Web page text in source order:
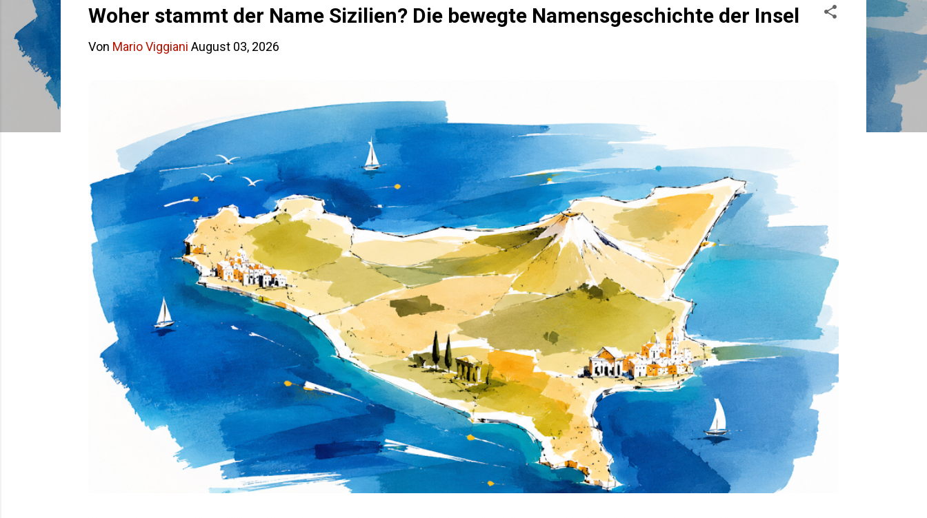
Woher stammt der Name Sizilien? Die bewegte Namensgeschichte der Insel
Von Mario Viggiani August 03, 2026